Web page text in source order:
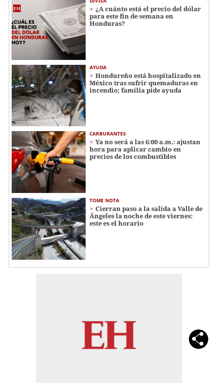
¿A cuánto está el precio del dólar
para este fin de semana en
Honduras?
AYUDA
Hondureño está hospitalizado en
México tras sufrir quemaduras en
incendio; familia pide ayuda
CARBURANTES
Ya no será a las 6:00 a.m.: ajustan
hora para aplicar cambio en
precios de los combustibles
TOME NOTA
Cierran paso a la salida a Valle de
Ángeles la noche de este viernes:
este es el horario